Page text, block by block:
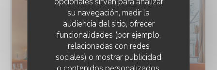
su navegación, medir la
audiencia del sitio, ofrecer
funcionalidades (por ejemplo,
relacionadas con redes
sociales) o mostrar publicidad